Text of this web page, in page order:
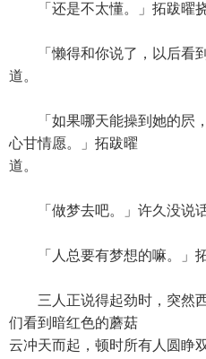
「还是不太懂。」拓跋曜挠
「懒得和你说了，以后看到
道。
「如果哪天能操到她的屄，
心甘情愿。」拓跋曜
道。
「做梦去吧。」许久没说话
「人总要有梦想的嘛。」拓
三人正说得起劲时，突然西
们看到暗红色的蘑菇
云冲天而起，顿时所有人圆睁